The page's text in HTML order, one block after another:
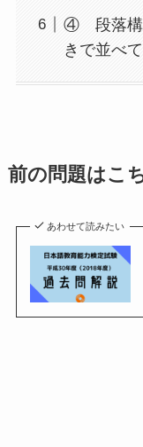
④ 段落構
きで並べて
前の問題はこ
あわせて読みたい